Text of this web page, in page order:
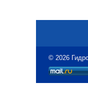
© 2026